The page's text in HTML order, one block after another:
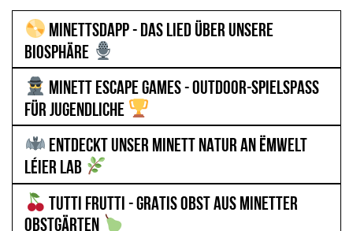
MINETTSDAPP - DAS LIED ÜBER UNSERE
BIOSPHÄRE
MINETT ESCAPE GAMES - OUTDOOR-SPIELSPASS F
ÜR JUGENDLICHE
ENTDECKT UNSER MINETT NATUR AN ËMWELT
LÉIER LAB
TUTTI FRUTTI - GRATIS OBST AUS MINETTER
OBSTGÄRTEN